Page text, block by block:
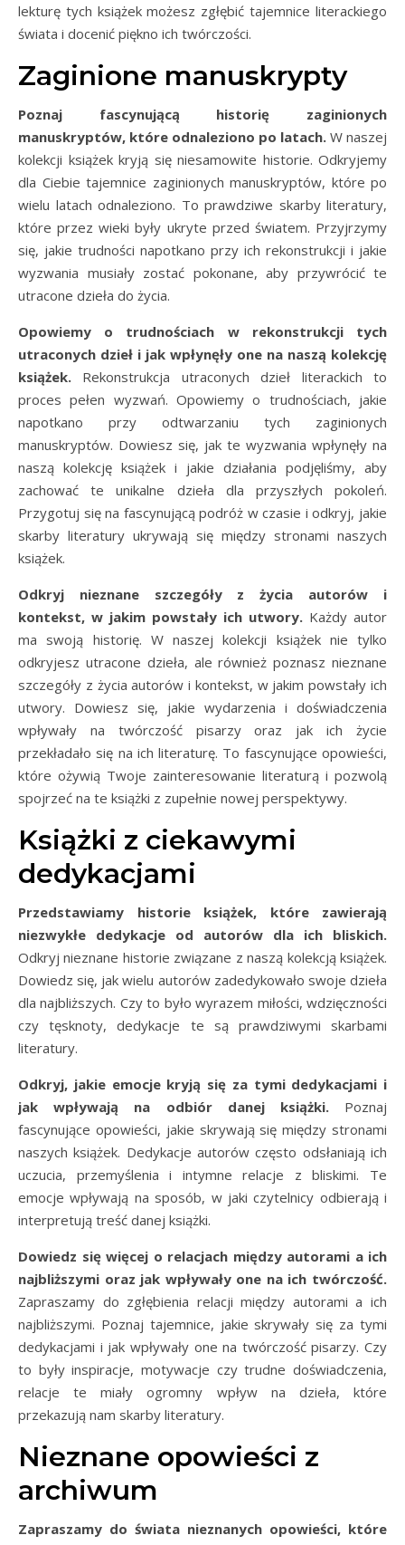
lekturę tych książek możesz zgłębić tajemnice literackiego
świata i docenić piękno ich twórczości.
Zaginione manuskrypty
Poznaj fascynującą historię zaginionych
manuskryptów, które odnaleziono po latach. W naszej
kolekcji książek kryją się niesamowite historie. Odkryjemy
dla Ciebie tajemnice zaginionych manuskryptów, które po
wielu latach odnaleziono. To prawdziwe skarby literatury,
które przez wieki były ukryte przed światem. Przyjrzymy
się, jakie trudności napotkano przy ich rekonstrukcji i jakie
wyzwania musiały zostać pokonane, aby przywrócić te
utracone dzieła do życia.
Opowiemy o trudnościach w rekonstrukcji tych
utraconych dzieł i jak wpłynęły one na naszą kolekcję
książek. Rekonstrukcja utraconych dzieł literackich to
proces pełen wyzwań. Opowiemy o trudnościach, jakie
napotkano przy odtwarzaniu tych zaginionych
manuskryptów. Dowiesz się, jak te wyzwania wpłynęły na
naszą kolekcję książek i jakie działania podjęliśmy, aby
zachować te unikalne dzieła dla przyszłych pokoleń.
Przygotuj się na fascynującą podróż w czasie i odkryj, jakie
skarby literatury ukrywają się między stronami naszych
książek.
Odkryj nieznane szczegóły z życia autorów i
kontekst, w jakim powstały ich utwory. Każdy autor
ma swoją historię. W naszej kolekcji książek nie tylko
odkryjesz utracone dzieła, ale również poznasz nieznane
szczegóły z życia autorów i kontekst, w jakim powstały ich
utwory. Dowiesz się, jakie wydarzenia i doświadczenia
wpływały na twórczość pisarzy oraz jak ich życie
przekładało się na ich literaturę. To fascynujące opowieści,
które ożywią Twoje zainteresowanie literaturą i pozwolą
spojrzeć na te książki z zupełnie nowej perspektywy.
Książki z ciekawymi
dedykacjami
Przedstawiamy historie książek, które zawierają
niezwykłe dedykacje od autorów dla ich bliskich.
Odkryj nieznane historie związane z naszą kolekcją książek.
Dowiedz się, jak wielu autorów zadedykowało swoje dzieła
dla najbliższych. Czy to było wyrazem miłości, wdzięczności
czy tęsknoty, dedykacje te są prawdziwymi skarbami
literatury.
Odkryj, jakie emocje kryją się za tymi dedykacjami i
jak wpływają na odbiór danej książki.Poznaj
fascynujące opowieści, jakie skrywają się między stronami
naszych książek. Dedykacje autorów często odsłaniają ich
uczucia, przemyślenia i intymne relacje z bliskimi. Te
emocje wpływają na sposób, w jaki czytelnicy odbierają i
interpretują treść danej książki.
Dowiedz się więcej o relacjach między autorami a ich
najbliższymi oraz jak wpływały one na ich twórczość.
Zapraszamy do zgłębienia relacji między autorami a ich
najbliższymi. Poznaj tajemnice, jakie skrywały się za tymi
dedykacjami i jak wpływały one na twórczość pisarzy. Czy
to były inspiracje, motywacje czy trudne doświadczenia,
relacje te miały ogromny wpływ na dzieła, które
przekazują nam skarby literatury.
Nieznane opowieści z
archiwum
Zapraszamy do świata nieznanych opowieści, które